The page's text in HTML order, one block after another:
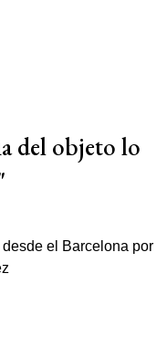
del objeto lo